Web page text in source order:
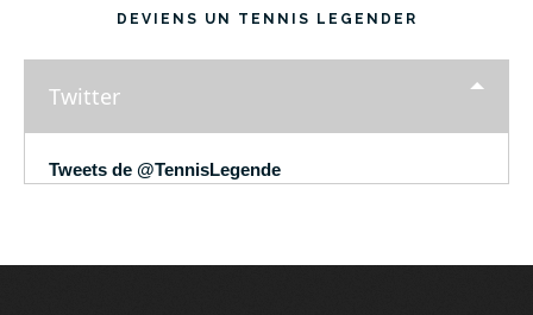
DEVIENS UN TENNIS LEGENDER
Twitter
Tweets de @TennisLegende